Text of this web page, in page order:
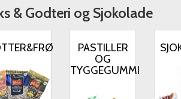
& Godteri og Sjokolade
PASTILLER
OG
TYGGEGUMMI